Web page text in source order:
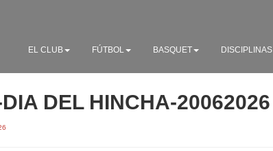
EL CLUB FÚTBOL BASQUET DISCIPLINAS
DEL HINCHA-20062026